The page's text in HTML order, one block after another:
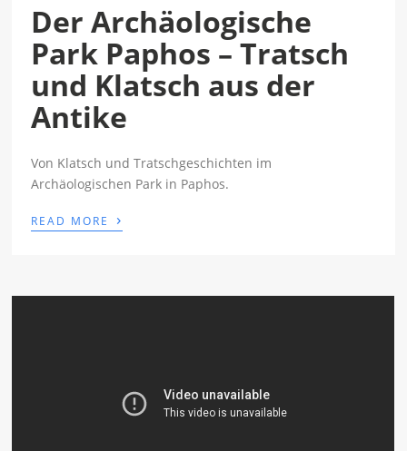
Der Archäologische
Park Paphos – Tratsch
und Klatsch aus der
Antike
Von Klatsch und Tratschgeschichten im
Archäologischen Park in Paphos.
READ MORE ›